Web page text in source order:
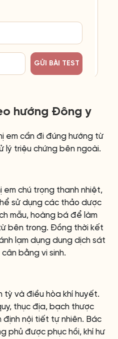
GỬI BÀI TEST
hướng Đông y
em cần đi đúng hướng từ
lý triệu chứng bên ngoài.
em chú trọng thanh nhiệt,
sử dụng các thảo dược
mẫu, hoàng bá để làm
bên trong. Đồng thời kết
lạm dụng dung dịch sát
bằng vi sinh.
tỳ và điều hòa khí huyết.
thục địa, bạch thược
định nội tiết tự nhiên. Bác
phủ được phục hồi, khí hư